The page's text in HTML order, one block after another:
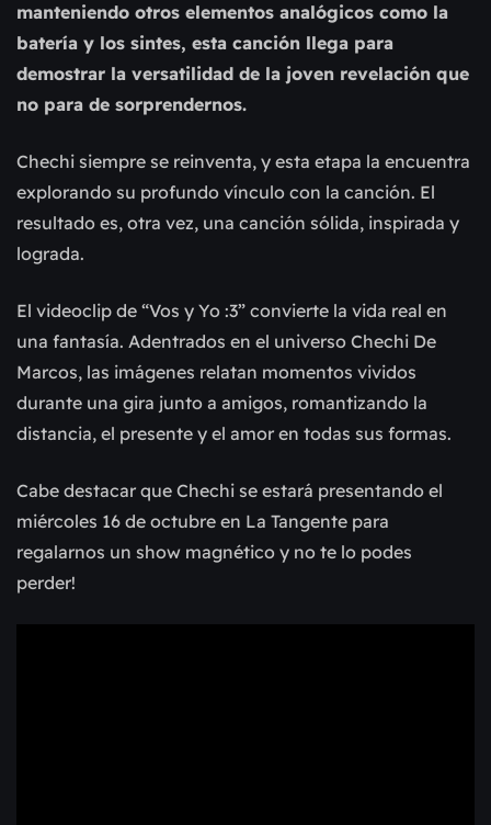
manteniendo otros elementos analógicos como la
batería y los sintes, esta canción llega para
demostrar la versatilidad de la joven revelación que
no para de sorprendernos.
Chechi siempre se reinventa, y esta etapa la encuentra
explorando su profundo vínculo con la canción. El
resultado es, otra vez, una canción sólida, inspirada y
lograda.
El videoclip de “Vos y Yo :3” convierte la vida real en
una fantasía. Adentrados en el universo Chechi De
Marcos, las imágenes relatan momentos vividos
durante una gira junto a amigos, romantizando la
distancia, el presente y el amor en todas sus formas.
Cabe destacar que Chechi se estará presentando el
miércoles 16 de octubre en La Tangente para
regalarnos un show magnético y no te lo podes
perder!